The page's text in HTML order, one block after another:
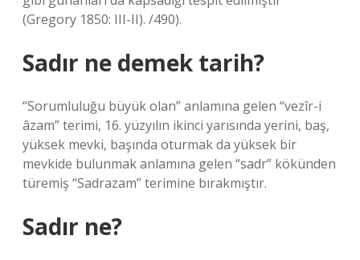
(Gregory 1850: III-II). /490).
Sadır ne demek tarih?
“Sorumluluğu büyük olan” anlamına gelen “vezîr-i
âzam” terimi, 16. yüzyılın ikinci yarısında yerini, baş,
yüksek mevki, başında oturmak da yüksek bir
mevkide bulunmak anlamına gelen “sadr” kökünden
türemiş “Sadrazam” terimine bırakmıştır.
Sadır ne?